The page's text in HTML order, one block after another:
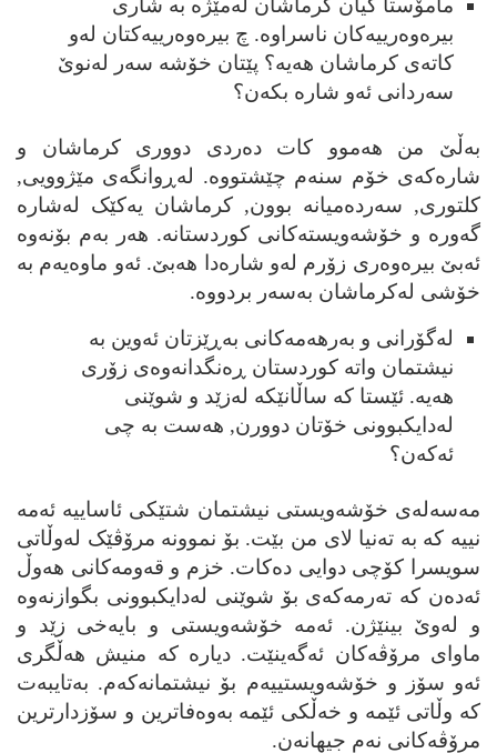
مامۆستا گیان کرماشان له‌مێژه به شاری
بیره‌وه‌رییه‌کان ناسراوه. چ بیره‌وه‌رییه‌کتان له‌و
کاته‌ی کرماشان ھه‌یه؟ پێتان خۆشه سه‌ر له‌نوێ
سه‌ردانی ئه‌و شاره بکه‌ن؟
به‌ڵێ من ھه‌موو کات ده‌ردی دووری کرماشان و
شاره‌که‌ی خۆم سنه‌م چێشتووه. له‌ڕوانگه‌ی مێژوویی,
کلتوری, سه‌رده‌میانه بوون, کرماشان یه‌کێک له‌شاره
گه‌وره و خۆشه‌ویسته‌کانی کوردستانه. ھه‌ر به‌م بۆنه‌وه
ئه‌بێ بیره‌وه‌ری زۆرم له‌و شاره‌دا ھه‌بێ. ئه‌و ماوه‌یه‌م به
خۆشی له‌کرماشان به‌سه‌ر بردووه‌.
له‌گۆرانی و به‌رھه‌مه‌کانی به‌ڕێزتان ئه‌وین به
نیشتمان واته کوردستان ڕه‌نگدانه‌وه‌ی زۆری
ھه‌یه. ئێستا که ساڵانێکه له‌زێد و شوێنی
له‌دایکبوونی خۆتان دوورن, ھه‌ست به چی
ئه‌که‌ن؟
مه‌سه‌له‌ی خۆشه‌ویستی نیشتمان شتێکی ئاساییه ئه‌مه
نییه که به ته‌نیا لای من بێت. بۆ نموونه مرۆڤێک له‌وڵاتی
سویسرا کۆچی دوایی ده‌کات. خزم و قه‌ومه‌کانی ھه‌وڵ
ئه‌ده‌ن که ته‌رمه‌که‌ی بۆ شوێنی له‌دایکبوونی بگوازنه‌وه
و له‌وێ بینێژن. ئه‌مه خۆشه‌ویستی و بایه‌خی زێد و
ماوای مرۆڤه‌کان ئه‌گه‌ینێت. دیاره که منیش ھه‌ڵگری
ئه‌و سۆز و خۆشه‌ویستییه‌م بۆ نیشتمانه‌که‌م. به‌تایبه‌ت
که وڵاتی ئێمه و خه‌ڵکی ئێمه به‌وه‌فاترین و سۆزدارترین
مرۆڤه‌کانی نه‌م جیھانه‌ن.